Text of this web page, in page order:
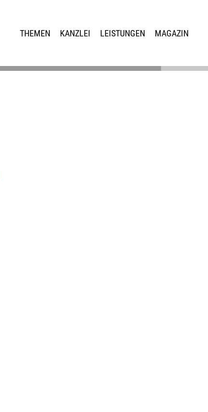
THEMEN KANZLEI LEISTUNGEN MAGAZIN